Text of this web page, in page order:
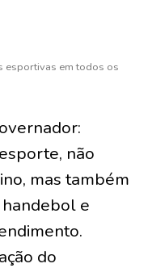
esportivas em todos os
não
mas também
e
do